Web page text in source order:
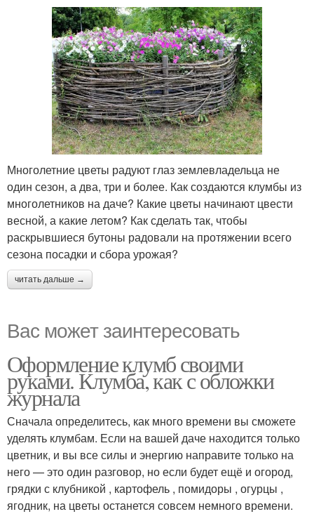
Многолетние цветы радуют глаз землевладельца не
один сезон, а два, три и более. Как создаются клумбы из
многолетников на даче? Какие цветы начинают цвести
весной, а какие летом? Как сделать так, чтобы
раскрывшиеся бутоны радовали на протяжении всего
сезона посадки и сбора урожая?
читать дальше →
Вас может заинтересовать
Оформление клумб своими
руками. Клумба, как с обложки
журнала
Сначала определитесь, как много времени вы сможете
уделять клумбам. Если на вашей даче находится только
цветник, и вы все силы и энергию направите только на
него — это один разговор, но если будет ещё и огород,
грядки с клубникой , картофель , помидоры , огурцы ,
ягодник, на цветы останется совсем немного времени.